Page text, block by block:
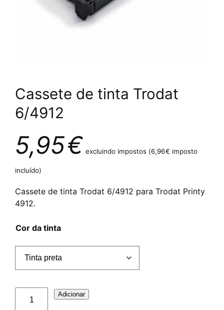
Cassete de tinta Trodat
6/4912
5,95€ excluindo impostos (6,96€ imposto
incluído)
Cassete de tinta Trodat 6/4912 para Trodat Printy
4912.
Cor da tinta
QuantidadeAdicionar